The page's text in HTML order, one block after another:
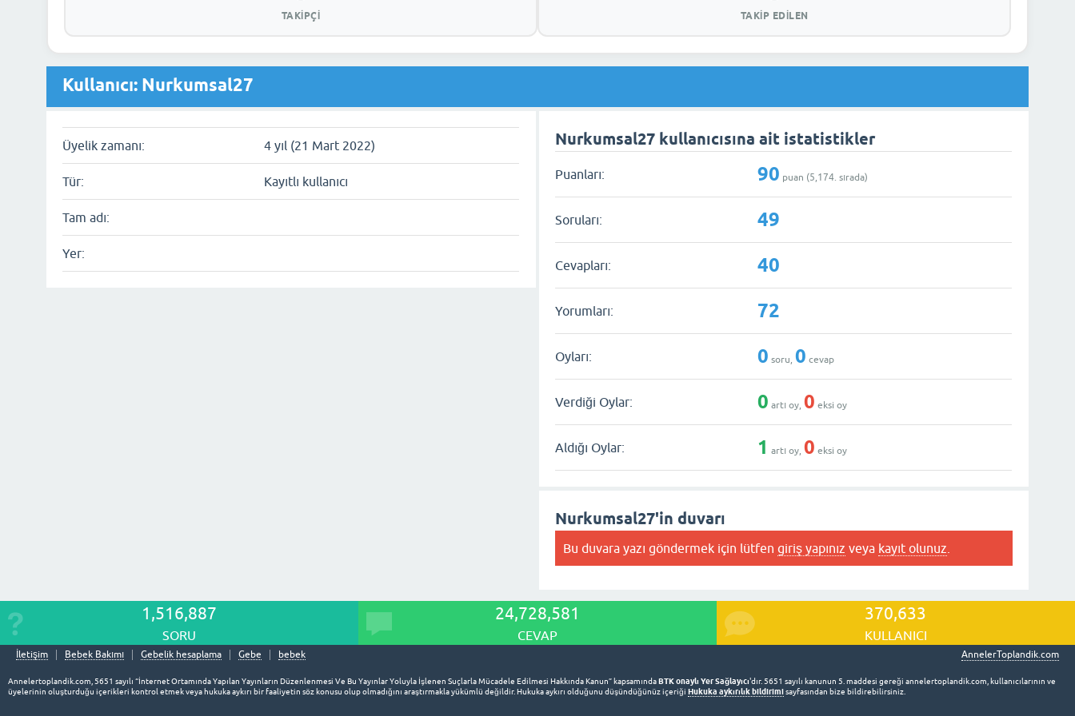
TAKIPÇI TAKIP EDILEN
Kullanıcı: Nurkumsal27
Üyelik zamanı: 4 yıl (21 Mart 2022)
Tür: Kayıtlı kullanıcı
Tam adı:
Yer:
Nurkumsal27 kullanıcısına ait istatistikler
Puanları: 90 puan (5,174. sırada)
Soruları: 49
Cevapları: 40
Yorumları: 72
Oyları: 0 soru,0 cevap
Verdiği Oylar: 0 artı oy,0 eksi oy
Aldığı Oylar: 1 artı oy,0 eksi oy
Nurkumsal27'in duvarı
Bu duvara yazı göndermek için lütfengiriş yapınız veya kayıt olunuz
1,516,887
SORU
24,728,581
CEVAP
370,633
KULLANICI
İletişim Bebek Bakımı Gebelik hesaplama Gebe bebek AnnelerToplandik.com
Annelertoplandik.com, 5651 sayılı “İnternet Ortamında Yapılan Yayınların Düzenlenmesi Ve Bu Yayınlar Yoluyla İşlenen Suçlarla Mücadele Edilmesi Hakkında Kanun” kapsamındaBTK onaylı Yer Sağlayıcı'dır. 5651 sayılı kanunun 5. maddesi gereği annelertoplandik.com, kullanıcılarının ve
üyelerinin oluşturduğu içerikleri kontrol etmek veya hukuka aykırı bir faaliyetin söz konusu olup olmadığını araştırmakla yükümlü değildir. Hukuka aykırı olduğunu düşündüğünüz içeriği Hukuka aykırılık bildirimisayfasından bize bildirebilirsiniz.